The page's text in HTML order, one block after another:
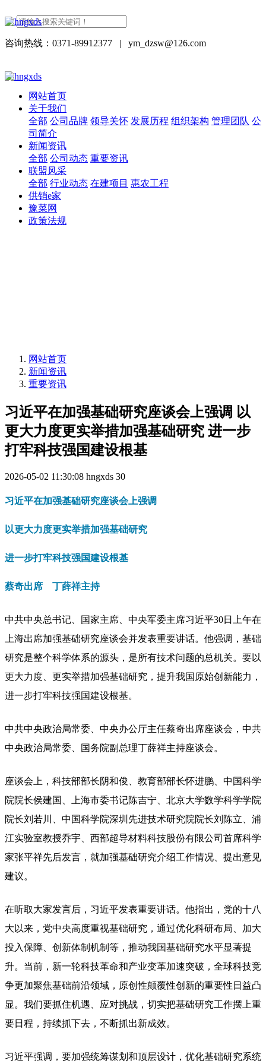
咨询热线：0371-89912377 | ym_dzsw@126.com
网站首页
关于我们
全部 公司品牌 领导关怀 发展历程 组织架构 管理团队 公
司简介
新闻资讯
全部 公司动态 重要资讯
联盟风采
全部 行业动态 在建项目 惠农工程
供销e家
豫菜网
政策法规
网站首页
新闻资讯
重要资讯
习近平在加强基础研究座谈会上强调 以
更大力度更实举措加强基础研究 进一步
打牢科技强国建设根基
2026-05-02 11:30:08 hngxds 30
习近平在加强基础研究座谈会上强调
以更大力度更实举措加强基础研究
进一步打牢科技强国建设根基
蔡奇出席 丁薛祥主持
中共中央总书记、国家主席、中央军委主席习近平30日上午在
上海出席加强基础研究座谈会并发表重要讲话。他强调，基础
研究是整个科学体系的源头，是所有技术问题的总机关。要以
更大力度、更实举措加强基础研究，提升我国原始创新能力，
进一步打牢科技强国建设根基。
中共中央政治局常委、中央办公厅主任蔡奇出席座谈会，中共
中央政治局常委、国务院副总理丁薛祥主持座谈会。
座谈会上，科技部部长阴和俊、教育部部长怀进鹏、中国科学
院院长侯建国、上海市委书记陈吉宁、北京大学数学科学学院
院长刘若川、中国科学院深圳先进技术研究院院长刘陈立、浦
江实验室教授乔宇、西部超导材料科技股份有限公司首席科学
家张平祥先后发言，就加强基础研究介绍工作情况、提出意见
建议。
在听取大家发言后，习近平发表重要讲话。他指出，党的十八
大以来，党中央高度重视基础研究，通过优化科研布局、加大
投入保障、创新体制机制等，推动我国基础研究水平显著提
升。当前，新一轮科技革命和产业变革加速突破，全球科技竞
争更加聚焦基础前沿领域，原创性颠覆性创新的重要性日益凸
显。我们要抓住机遇、应对挑战，切实把基础研究工作摆上重
要日程，持续抓下去，不断抓出新成效。
习近平强调，要加强统筹谋划和顶层设计，优化基础研究系统